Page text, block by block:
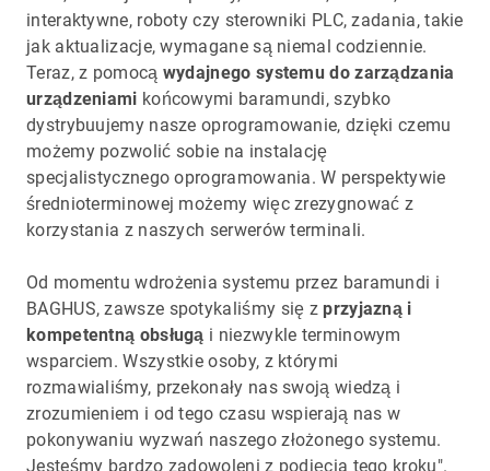
interaktywne, roboty czy sterowniki PLC, zadania, takie
jak aktualizacje, wymagane są niemal codziennie.
Teraz, z pomocą wydajnego systemu do zarządzania
urządzeniami końcowymi baramundi, szybko
dystrybuujemy nasze oprogramowanie, dzięki czemu
możemy pozwolić sobie na instalację
specjalistycznego oprogramowania. W perspektywie
średnioterminowej możemy więc zrezygnować z
korzystania z naszych serwerów terminali.
Od momentu wdrożenia systemu przez baramundi i
BAGHUS, zawsze spotykaliśmy się z przyjazną i
kompetentną obsługą i niezwykle terminowym
wsparciem. Wszystkie osoby, z którymi
rozmawialiśmy, przekonały nas swoją wiedzą i
zrozumieniem i od tego czasu wspierają nas w
pokonywaniu wyzwań naszego złożonego systemu.
Jesteśmy bardzo zadowoleni z podjęcia tego kroku".